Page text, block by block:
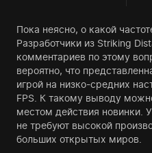
Пока неясно, о какой
Разработчики из Striking
комментариев по этому
вероятно, что
игрой на низко-средних
FPS. К такому выводу
местом действия новинки.
не требуют высокой
больших открытых миров.